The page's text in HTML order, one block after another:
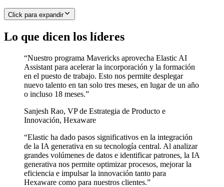
Click para expandir
Lo que dicen los líderes
“Nuestro programa Mavericks aprovecha Elastic AI
Assistant para acelerar la incorporación y la formación
en el puesto de trabajo. Esto nos permite desplegar
nuevo talento en tan solo tres meses, en lugar de un año
o incluso 18 meses.”
Sanjesh Rao, VP de Estrategia de Producto e
Innovación, Hexaware
“Elastic ha dado pasos significativos en la integración
de la IA generativa en su tecnología central. Al analizar
grandes volúmenes de datos e identificar patrones, la IA
generativa nos permite optimizar procesos, mejorar la
eficiencia e impulsar la innovación tanto para
Hexaware como para nuestros clientes.”